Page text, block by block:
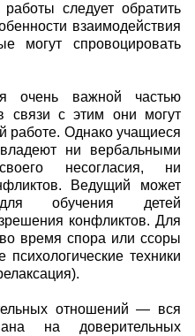
следует обратить
взаимодействия
могут спровоцировать
очень важной частью
связи с этим они могут
работе. Однако учащиеся
ни вербальными
несогласия, ни
Ведущий может
обучения детей
конфликтов. Для
время спора или ссоры
техники
отношений — вся
на доверительных